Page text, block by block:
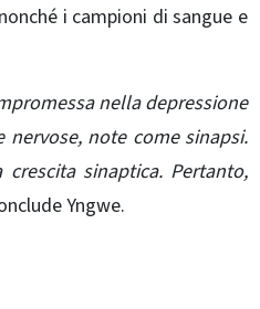
i campioni di sangue e
nella depressione
note come sinapsi.
sinaptica. Pertanto,
Yngwe.